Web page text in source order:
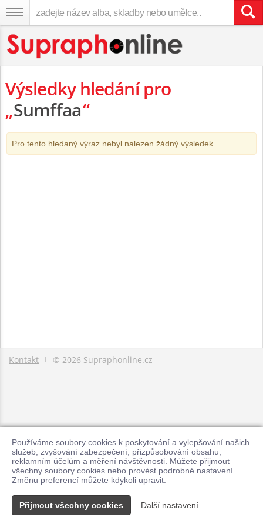
Používáme soubory cookies k poskytování a vylepšování našich
služeb, zvyšování zabezpečení, přizpůsobování obsahu,
reklamním účelům a měření návštěvnosti. Můžete přijmout
všechny soubory cookies nebo provést podrobné nastavení.
Změnu preferencí můžete kdykoli upravit.
Přijmout všechny cookies Další nastavení
Výsledky hledání pro
„Sumffaa“
Pro tento hledaný výraz nebyl nalezen žádný výsledek
Kontakt | © 2026 Supraphonline.cz